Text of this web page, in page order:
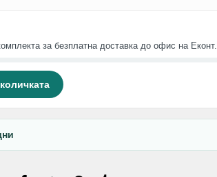
за безплатна доставка до офис на Еконт.